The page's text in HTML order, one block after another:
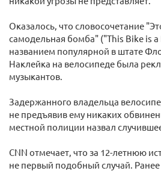
Оказалось, что словосочетание
самодельная бомба" ("This Bike is a
названием популярной в штате
Наклейка на велосипеде была
музыкантов.
Задержанного владельца
не предъявив ему никаких
местной полиции назвал
CNN отмечает, что за 12-летнюю
не первый подобный случай.